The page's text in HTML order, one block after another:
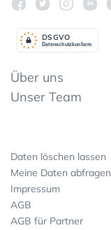
Datenschutzkonform
DSGVO
Über uns
Unser Team
Daten löschen lassen
Meine Daten abfragen
Impressum
AGB
AGB für Partner